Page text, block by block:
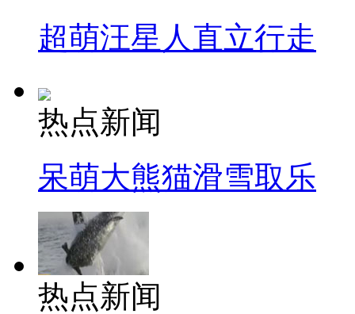
超萌汪星人直立行走
热点新闻
呆萌大熊猫滑雪取乐
热点新闻